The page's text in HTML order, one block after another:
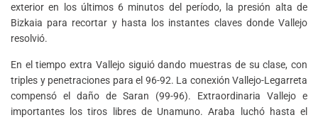
exterior en los últimos 6 minutos del período, la presión alta de
Bizkaia para recortar y hasta los instantes claves donde Vallejo
resolvió.
En el tiempo extra Vallejo siguió dando muestras de su clase, con
triples y penetraciones para el 96-92. La conexión Vallejo-Legarreta
compensó el daño de Saran (99-96). Extraordinaria Vallejo e
importantes los tiros libres de Unamuno. Araba luchó hasta el